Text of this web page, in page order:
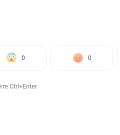
0 0
Ctrl+Enter